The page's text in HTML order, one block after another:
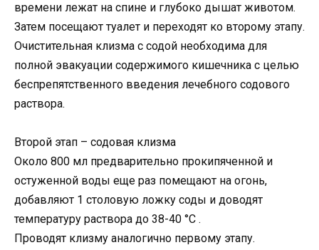
времени лежат на спине и глубоко дышат животом.
Затем посещают туалет и переходят ко второму этапу.
Очистительная клизма с содой необходима для
полной эвакуации содержимого кишечника с целью
беспрепятственного введения лечебного содового
раствора.
Второй этап – содовая клизма
Около 800 мл предварительно прокипяченной и
остуженной воды еще раз помещают на огонь,
добавляют 1 столовую ложку соды и доводят
температуру раствора до 38-40 °C .
Проводят клизму аналогично первому этапу.